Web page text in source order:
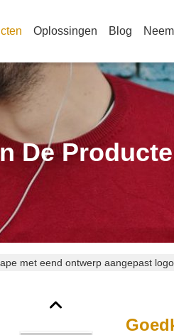
Oplossingen Blog
De
met eend ontwerp aangepast